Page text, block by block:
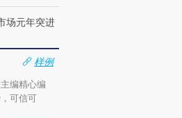
场元年突进
样例
编精心编
可信可